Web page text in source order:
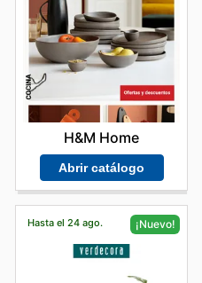
H&M Home
Abrir catálogo
Hasta el 24 ago. ¡Nuevo!